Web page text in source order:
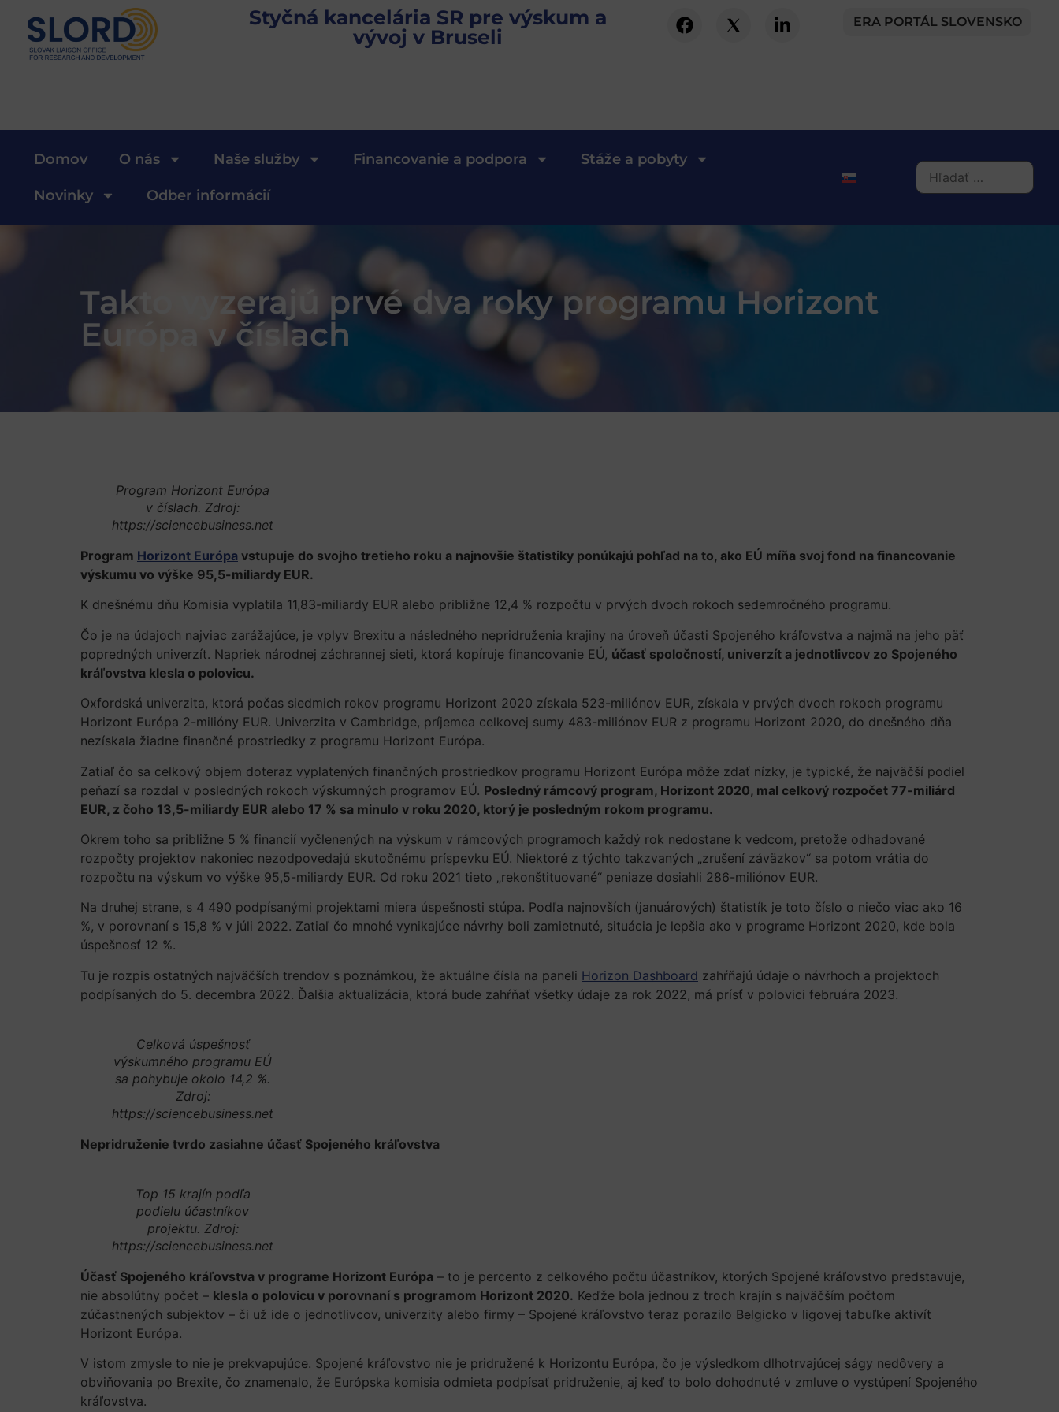
Styčná kancelária SR pre výskum a
vývoj v Bruseli
ERA PORTÁL SLOVENSKO
Domov O nás Naše služby Financovanie a podpora Stáže a pobyty
Novinky Odber informácií
Takto vyzerajú prvé dva roky programu Horizont
Európa v číslach
Program Horizont Európa
v číslach. Zdroj:
https://sciencebusiness.net
Program Horizont Európa vstupuje do svojho tretieho roku a najnovšie štatistiky ponúkajú pohľad na to, ako EÚ míňa svoj fond na financovanie
výskumu vo výške 95,5-miliardy EUR.
K dnešnému dňu Komisia vyplatila 11,83-miliardy EUR alebo približne 12,4 % rozpočtu v prvých dvoch rokoch sedemročného programu.
Čo je na údajoch najviac zarážajúce, je vplyv Brexitu a následného nepridruženia krajiny na úroveň účasti Spojeného kráľovstva a najmä na jeho päť
popredných univerzít. Napriek národnej záchrannej sieti, ktorá kopíruje financovanie EÚ, účasť spoločností, univerzít a jednotlivcov zo Spojeného
kráľovstva klesla o polovicu.
Oxfordská univerzita, ktorá počas siedmich rokov programu Horizont 2020 získala 523-miliónov EUR, získala v prvých dvoch rokoch programu
Horizont Európa 2-milióny EUR. Univerzita v Cambridge, príjemca celkovej sumy 483-miliónov EUR z programu Horizont 2020, do dnešného dňa
nezískala žiadne finančné prostriedky z programu Horizont Európa.
Zatiaľ čo sa celkový objem doteraz vyplatených finančných prostriedkov programu Horizont Európa môže zdať nízky, je typické, že najväčší podiel
peňazí sa rozdal v posledných rokoch výskumných programov EÚ. Posledný rámcový program, Horizont 2020, mal celkový rozpočet 77-miliárd
EUR, z čoho 13,5-miliardy EUR alebo 17 % sa minulo v roku 2020, ktorý je posledným rokom programu.
Okrem toho sa približne 5 % financií vyčlenených na výskum v rámcových programoch každý rok nedostane k vedcom, pretože odhadované
rozpočty projektov nakoniec nezodpovedajú skutočnému príspevku EÚ. Niektoré z týchto takzvaných „zrušení záväzkov“ sa potom vrátia do
rozpočtu na výskum vo výške 95,5-miliardy EUR. Od roku 2021 tieto „rekonštituované“ peniaze dosiahli 286-miliónov EUR.
Na druhej strane, s 4 490 podpísanými projektami miera úspešnosti stúpa. Podľa najnovších (januárových) štatistík je toto číslo o niečo viac ako 16
%, v porovnaní s 15,8 % v júli 2022. Zatiaľ čo mnohé vynikajúce návrhy boli zamietnuté, situácia je lepšia ako v programe Horizont 2020, kde bola
úspešnosť 12 %.
Tu je rozpis ostatných najväčších trendov s poznámkou, že aktuálne čísla na paneli Horizon Dashboard zahŕňajú údaje o návrhoch a projektoch
podpísaných do 5. decembra 2022. Ďalšia aktualizácia, ktorá bude zahŕňať všetky údaje za rok 2022, má prísť v polovici februára 2023.
Celková úspešnosť
výskumného programu EÚ
sa pohybuje okolo 14,2 %.
Zdroj:
https://sciencebusiness.net
Nepridruženie tvrdo zasiahne účasť Spojeného kráľovstva
Top 15 krajín podľa
podielu účastníkov
projektu. Zdroj:
https://sciencebusiness.net
Účasť Spojeného kráľovstva v programe Horizont Európa – to je percento z celkového počtu účastníkov, ktorých Spojené kráľovstvo predstavuje,
nie absolútny počet – klesla o polovicu v porovnaní s programom Horizont 2020. Keďže bola jednou z troch krajín s najväčším počtom
zúčastnených subjektov – či už ide o jednotlivcov, univerzity alebo firmy – Spojené kráľovstvo teraz porazilo Belgicko v ligovej tabuľke aktivít
Horizont Európa.
V istom zmysle to nie je prekvapujúce. Spojené kráľovstvo nie je pridružené k Horizontu Európa, čo je výsledkom dlhotrvajúcej ságy nedôvery a
obviňovania po Brexite, čo znamenalo, že Európska komisia odmieta podpísať pridruženie, aj keď to bolo dohodnuté v zmluve o vystúpení Spojeného
kráľovstva.